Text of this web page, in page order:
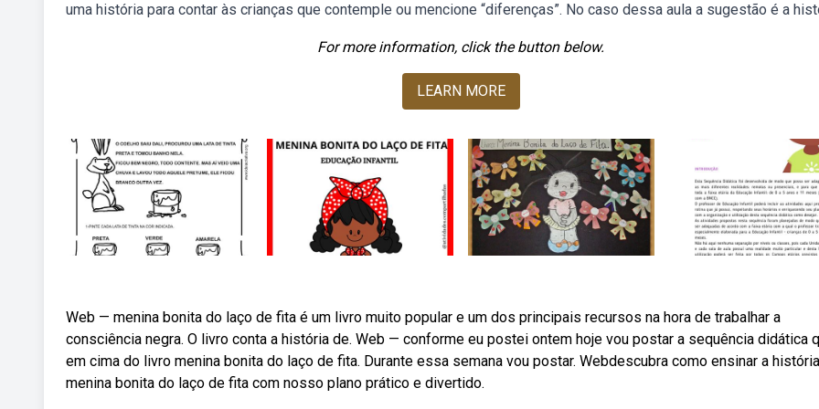
uma história para contar às crianças que contemple ou mencione “diferenças”. No caso dessa aula a sugestão é a
For more information, click the button below.
LEARN MORE
Web — menina bonita do laço de fita é um livro muito popular e um dos principais recursos na hora de trabalhar a
consciência negra. O livro conta a história de. Web — conforme eu postei ontem hoje vou postar a sequência didática
em cima do livro menina bonita do laço de fita. Durante essa semana vou postar. Webdescubra como ensinar a
menina bonita do laço de fita com nosso plano prático e divertido.